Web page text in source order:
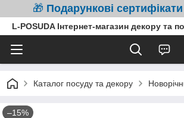
🎁 Подарункові
L-POSUDA Інтернет-магазин декору та
Каталог посуду та декору
–15%